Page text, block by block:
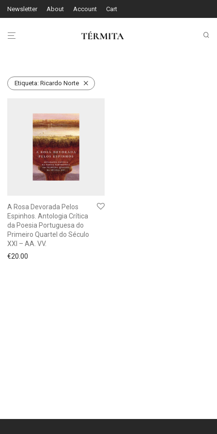
Newsletter About Account Cart
Etiqueta: Ricardo Norte
A Rosa Devorada Pelos
Espinhos. Antologia Crítica
da Poesia Portuguesa do
Primeiro Quartel do Século
XXI – AA. VV.
€20.00